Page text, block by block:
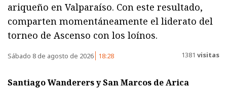
ariqueño en Valparaíso. Con este resultado,
comparten momentáneamente el liderato del
torneo de Ascenso con los loínos.
Sábado 8 de agosto de 2026 18:28 1381 visitas
Santiago Wanderers y San Marcos de Arica